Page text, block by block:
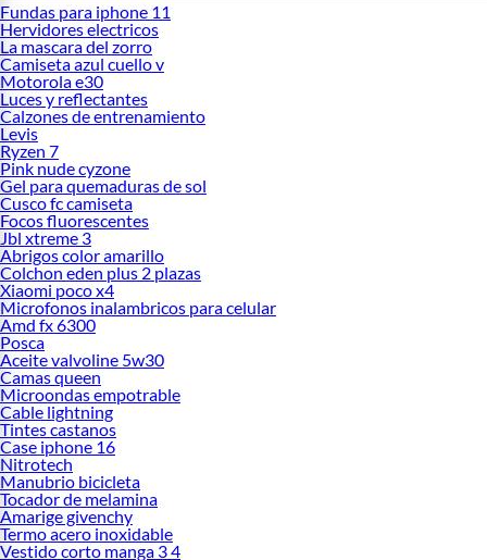
Fundas para iphone 11
Hervidores electricos
La mascara del zorro
Camiseta azul cuello v
Motorola e30
Luces y reflectantes
Calzones de entrenamiento
Levis
Ryzen 7
Pink nude cyzone
Gel para quemaduras de sol
Cusco fc camiseta
Focos fluorescentes
Jbl xtreme 3
Abrigos color amarillo
Colchon eden plus 2 plazas
Xiaomi poco x4
Microfonos inalambricos para celular
Amd fx 6300
Posca
Aceite valvoline 5w30
Camas queen
Microondas empotrable
Cable lightning
Tintes castanos
Case iphone 16
Nitrotech
Manubrio bicicleta
Tocador de melamina
Amarige givenchy
Termo acero inoxidable
Vestido corto manga 3 4